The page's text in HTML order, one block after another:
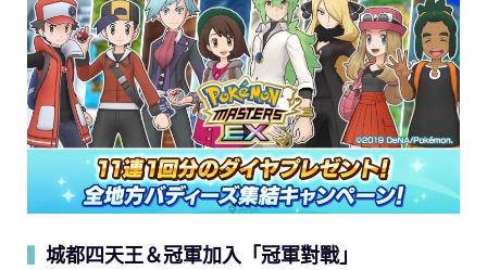
城都四天王＆冠軍加入「冠軍對戰」